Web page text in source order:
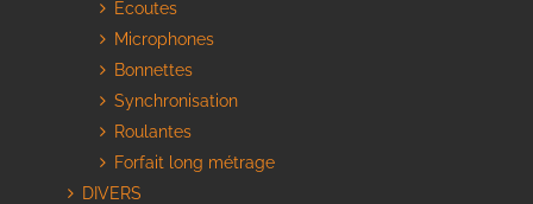
Écoutes
Microphones
Bonnettes
Synchronisation
Roulantes
Forfait long métrage
DIVERS